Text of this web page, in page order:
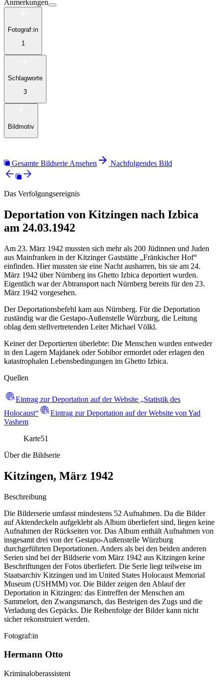
Anmerkungen
Fotograf:in
1
Schlagworte
3
Bildmotiv
Gesamte Bildserie Ansehen Nachfolgendes Bild
Das Verfolgungsereignis
Deportation von Kitzingen nach Izbica
am 24.03.1942
Am 23. März 1942 mussten sich mehr als 200 Jüdinnen und Juden
aus Mainfranken in der Kitzinger Gaststätte „Fränkischer Hof“
einfinden. Hier mussten sie eine Nacht ausharren, bis sie am 24.
März 1942 über Nürnberg ins Ghetto Izbica deportiert wurden.
Eigentlich war der Abtransport nach Nürnberg bereits für den 23.
März 1942 vorgesehen.
Der Deportationsbefehl kam aus Nürnberg. Für die Deportation
zuständig war die Gestapo-Außenstelle Würzburg, die Leitung
oblag dem stellvertretenden Leiter Michael Völkl.
Keiner der Deportierten überlebte: Die Menschen wurden entweder
in den Lagern Majdanek oder Sobibor ermordet oder erlagen den
katastrophalen Lebensbedingungen im Ghetto Izbica.
Quellen
Eintrag zur Deportation auf der Website „Statistik des
Holocaust“
Eintrag zur Deportation auf der Website von Yad
Vashem
Karte51
Über die Bildserie
Kitzingen, März 1942
Beschreibung
Die Bilderserie umfasst mindestens 52 Aufnahmen. Da die Bilder
auf Aktendeckeln aufgeklebt als Album überliefert sind, liegen keine
Aufnahmen der Rückseiten vor. Das Album enthält Aufnahmen von
insgesamt drei von der Gestapo-Außenstelle Würzburg
durchgeführten Deportationen. Anders als bei den beiden anderen
Serien sind bei der Bildserie vom März 1942 aus Kitzingen keine
Beschriftungen der Fotos überliefert. Die Serie liegt teilweise im
Staatsarchiv Kitzingen und im United States Holocaust Memorial
Museum (USHMM) vor. Die Bilder zeigen den Ablauf der
Deportation in Kitzingen: das Eintreffen der Menschen am
Sammelort, den Zwangsmarsch, das Besteigen des Zugs und die
Verladung des Gepäcks. Die Reihenfolge der Bilder kann nicht
sicher rekonstruiert werden.
Fotograf:in
Hermann Otto
Kriminaloberassistent